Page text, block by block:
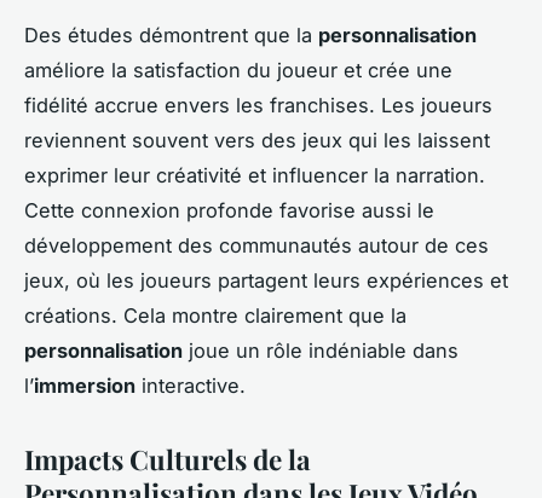
Des études démontrent que la personnalisation
améliore la satisfaction du joueur et crée une
fidélité accrue envers les franchises. Les joueurs
reviennent souvent vers des jeux qui les laissent
exprimer leur créativité et influencer la narration.
Cette connexion profonde favorise aussi le
développement des communautés autour de ces
jeux, où les joueurs partagent leurs expériences et
créations. Cela montre clairement que la
personnalisation joue un rôle indéniable dans
l’immersion interactive.
Impacts Culturels de la